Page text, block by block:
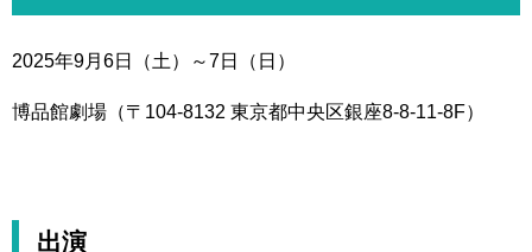
2025年9月6日（土）～7日（日）
博品館劇場（〒104-8132 東京都中央区銀座8-8-11-8F）
出演